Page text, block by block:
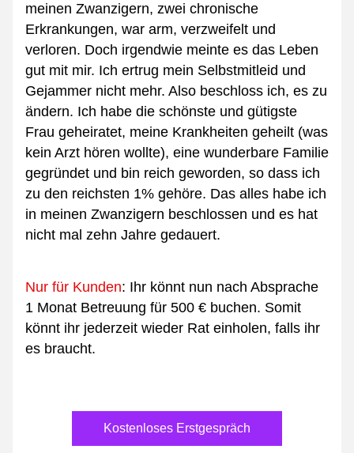
meinen Zwanzigern, zwei chronische
Erkrankungen, war arm, verzweifelt und
verloren. Doch irgendwie meinte es das Leben
gut mit mir. Ich ertrug mein Selbstmitleid und
Gejammer nicht mehr. Also beschloss ich, es zu
ändern. Ich habe die schönste und gütigste
Frau geheiratet, meine Krankheiten geheilt (was
kein Arzt hören wollte), eine wunderbare Familie
gegründet und bin reich geworden, so dass ich
zu den reichsten 1% gehöre. Das alles habe ich
in meinen Zwanzigern beschlossen und es hat
nicht mal zehn Jahre gedauert.
Nur für Kunden: Ihr könnt nun nach Absprache
1 Monat Betreuung für 500 € buchen. Somit
könnt ihr jederzeit wieder Rat einholen, falls ihr
es braucht.
Kostenloses Erstgespräch